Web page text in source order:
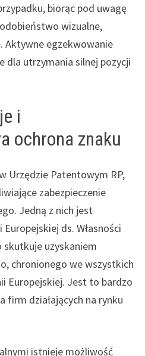
biorąc pod uwagę
wizualne,
Aktywne egzekwowanie
dla utrzymania silnej pozycji
i
ochrona znaku
Urzędzie Patentowym RP,
zabezpieczenie
Jedną z nich jest
ds. Własności
skutkuje uzyskaniem
chronionego we wszystkich
Europejskiej. Jest to bardzo
firm działających na rynku
istnieje możliwość